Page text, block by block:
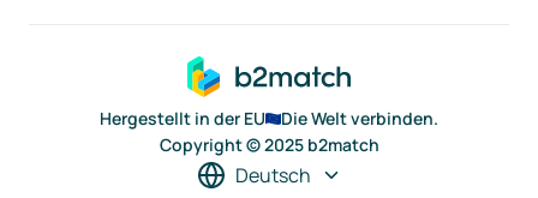
Hergestellt in der EU
Die Welt verbinden.
Copyright © 2025 b2match
Deutsch